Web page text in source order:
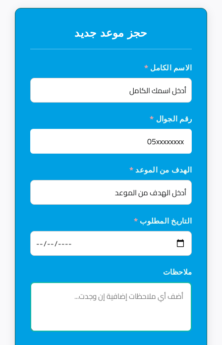
حجز موعد جديد
الاسم الكامل *
رقم الجوال *
الهدف من الموعد *
التاريخ المطلوب *
ملاحظات